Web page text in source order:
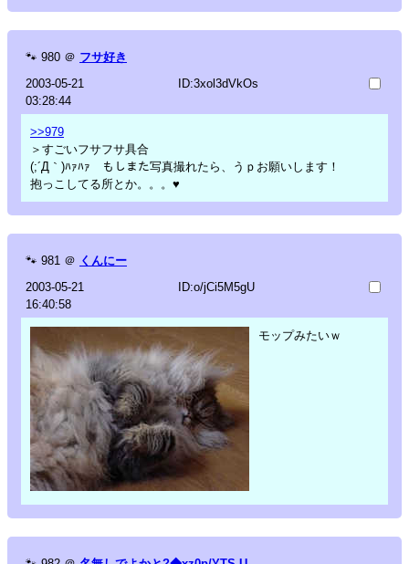
🐾 980 ＠ フサ好き
2003-05-21
03:28:44
ID:3xol3dVkOs
>>979
＞すごいフサフサ具合
(;´Д｀)ﾊｧﾊｧ もしまた写真撮れたら、うｐお願いします！
抱っこしてる所とか。。。♥
🐾 981 ＠ くんにー
2003-05-21
16:40:58
ID:o/jCi5M5gU
モップみたいｗ